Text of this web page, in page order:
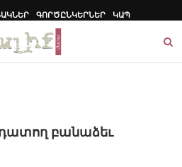
ԳՈՐԾԸՆԿԵՐՆԵՐ ԿԱՊ
բանաձեւ